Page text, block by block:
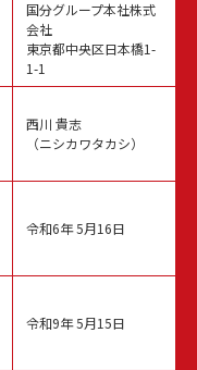
国分グループ本社株式
会社
東京都中央区日本橋1-
1-1
西川 貴志
（ニシカワタカシ）
令和6年 5月16日
令和9年 5月15日